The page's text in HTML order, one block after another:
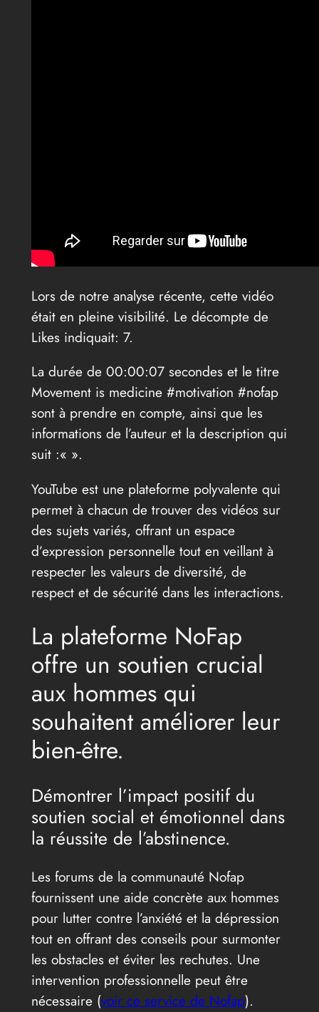
Lors de notre analyse récente, cette vidéo
était en pleine visibilité. Le décompte de
Likes indiquait: 7.
La durée de 00:00:07 secondes et le titre
Movement is medicine #motivation #nofap
sont à prendre en compte, ainsi que les
informations de l’auteur et la description qui
suit :« ».
YouTube est une plateforme polyvalente qui
permet à chacun de trouver des vidéos sur
des sujets variés, offrant un espace
d’expression personnelle tout en veillant à
respecter les valeurs de diversité, de
respect et de sécurité dans les interactions.
La plateforme NoFap
offre un soutien crucial
aux hommes qui
souhaitent améliorer leur
bien-être.
Démontrer l’impact positif du
soutien social et émotionnel dans
la réussite de l’abstinence.
Les forums de la communauté Nofap
fournissent une aide concrète aux hommes
pour lutter contre l’anxiété et la dépression
tout en offrant des conseils pour surmonter
les obstacles et éviter les rechutes. Une
intervention professionnelle peut être
nécessaire (voir ce service de Nofap).